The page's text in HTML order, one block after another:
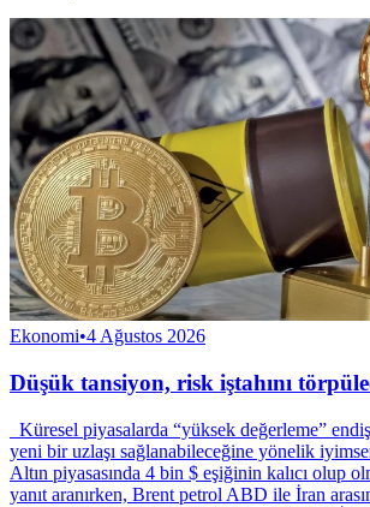
Ekonomi•4 Ağustos 2026
Düşük tansiyon, risk iştahını
Küresel piyasalarda “yüksek değerleme”
yeni bir uzlaşı sağlanabileceğine yönelik
Altın piyasasında 4 bin $ eşiğinin kalıcı olup
yanıt aranırken, Brent petrol ABD ile İran